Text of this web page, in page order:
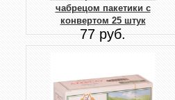
чабрецом пакетики с
конвертом 25 штук
77 руб.